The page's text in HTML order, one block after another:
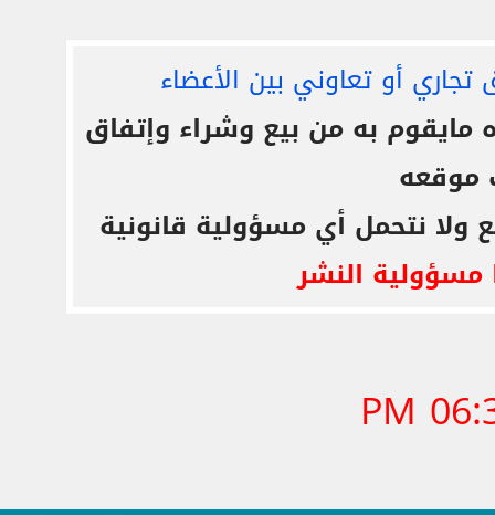
أو تعاوني بين الأعضاء
به من بيع وشراء وإتفاق
موقعه
ولا نتحمل أي مسؤولية قانونية
مسؤولية النشر